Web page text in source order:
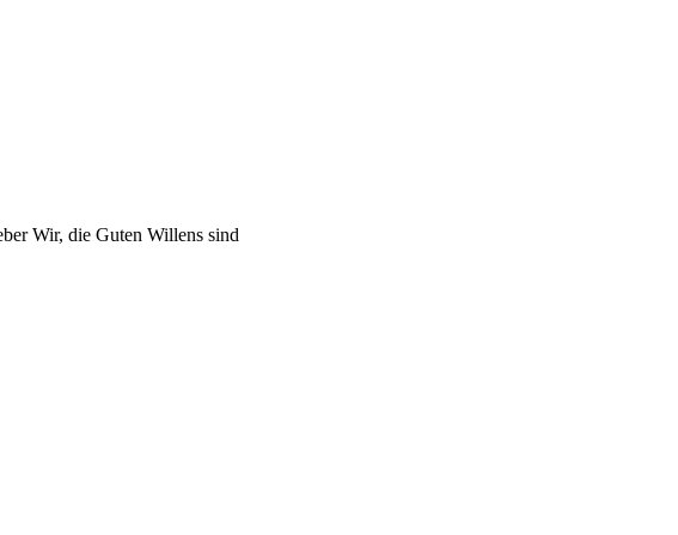
Wir, die Guten Willens sind